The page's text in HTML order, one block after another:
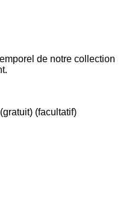
de notre collection
(facultatif)